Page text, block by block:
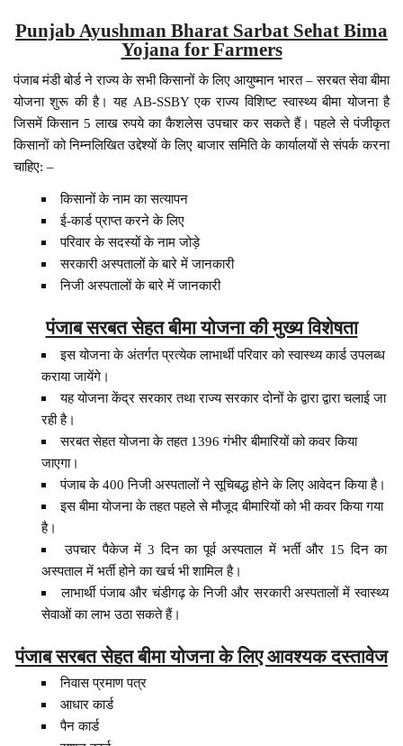
Punjab Ayushman Bharat Sarbat Sehat Bima
Yojana for Farmers
पंजाब मंडी बोर्ड ने राज्य के सभी किसानों के लिए आयुष्मान भारत – सरबत सेवा बीमा
योजना शुरू की है। यह AB-SSBY एक राज्य विशिष्ट स्वास्थ्य बीमा योजना है
जिसमें किसान 5 लाख रुपये का कैशलेस उपचार कर सकते हैं। पहले से पंजीकृत
किसानों को निम्नलिखित उद्देश्यों के लिए बाजार समिति के कार्यालयों से संपर्क करना
चाहिए: –
किसानों के नाम का सत्यापन
ई-कार्ड प्राप्त करने के लिए
परिवार के सदस्यों के नाम जोड़े
सरकारी अस्पतालों के बारे में जानकारी
निजी अस्पतालों के बारे में जानकारी
पंजाब सरबत सेहत बीमा योजना की मुख्य विशेषता
इस योजना के अंतर्गत प्रत्येक लाभार्थी परिवार को स्वास्थ्य कार्ड उपलब्ध
कराया जायेंगे।
यह योजना केंद्र सरकार तथा राज्य सरकार दोनों के द्वारा द्वारा चलाई जा
रही है।
सरबत सेहत योजना के तहत 1396 गंभीर बीमारियों को कवर किया
जाएगा।
पंजाब के 400 निजी अस्पतालों ने सूचिबद्ध होने के लिए आवेदन किया है।
इस बीमा योजना के तहत पहले से मौजूद बीमारियों को भी कवर किया गया
है।
उपचार पैकेज में 3 दिन का पूर्व अस्पताल में भर्ती और 15 दिन का
अस्पताल में भर्ती होने का खर्च भी शामिल है।
लाभार्थी पंजाब और चंडीगढ़ के निजी और सरकारी अस्पतालों में स्वास्थ्य
सेवाओं का लाभ उठा सकते हैं।
पंजाब सरबत सेहत बीमा योजना के लिए आवश्यक दस्तावेज
निवास प्रमाण पत्र
आधार कार्ड
पैन कार्ड